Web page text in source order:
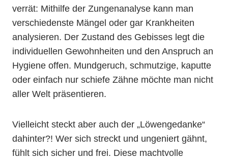
verrät: Mithilfe der Zungenanalyse kann man
verschiedenste Mängel oder gar Krankheiten
analysieren. Der Zustand des Gebisses legt die
individuellen Gewohnheiten und den Anspruch an
Hygiene offen. Mundgeruch, schmutzige, kaputte
oder einfach nur schiefe Zähne möchte man nicht
aller Welt präsentieren.
Vielleicht steckt aber auch der „Löwengedanke“
dahinter?! Wer sich streckt und ungeniert gähnt,
fühlt sich sicher und frei. Diese machtvolle